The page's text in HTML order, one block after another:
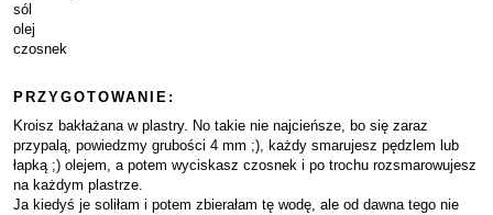
sól
olej
czosnek
PRZYGOTOWANIE:
Kroisz bakłażana w plastry. No takie nie najcieńsze, bo się zaraz
przypalą, powiedzmy grubości 4 mm ;), każdy smarujesz pędzlem lub
łapką ;) olejem, a potem wyciskasz czosnek i po trochu rozsmarowujesz
na każdym plastrze.
Ja kiedyś je soliłam i potem zbierałam tę wodę, ale od dawna tego nie